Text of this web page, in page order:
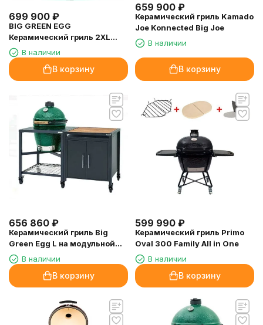
699 900 ₽
BIG GREEN EGG
Керамический гриль 2XL
САМЫЙ БОЛЬШОЙ (диаметр
решетки 74см)
В наличии
В корзину
659 900 ₽
Керамический гриль Kamado
Joe Konnected Big Joe
В наличии
В корзину
656 860 ₽
Керамический гриль Big
Green Egg L на модульной
подставке в комбинации со
шкафом
В наличии
В корзину
599 990 ₽
Керамический гриль Primo
Oval 300 Family All in One
В наличии
В корзину